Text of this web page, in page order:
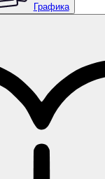
Графика